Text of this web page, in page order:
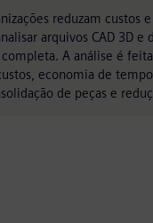
reduzam
arquivos CAD 3D
A análise é
economia de
de peças e